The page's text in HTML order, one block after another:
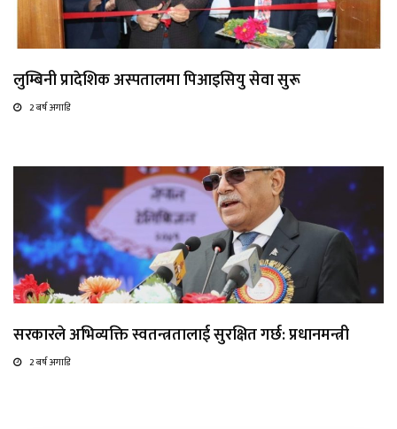
लुम्बिनी प्रादेशिक अस्पतालमा पिआइसियु सेवा सुरू
2 बर्ष अगाडि
सरकारले अभिव्यक्ति स्वतन्त्रतालाई सुरक्षित गर्छ: प्रधानमन्त्री
2 बर्ष अगाडि